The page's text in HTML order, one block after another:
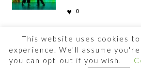
0
©2026
This website uses cookies
experience. We'll assume
you can opt-out if you wish.